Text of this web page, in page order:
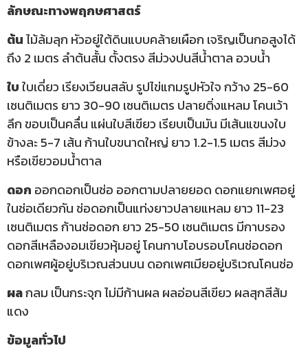
ลักษณะทางพฤกษศาสตร์
ต้นไม้ล้มลุก หัวอยู่ใต้ดินแบบคล้ายเผือก เจริญเป็นกอสูงได้
ถึง 2 เมตร ลำต้นสั้น ตั้งตรง สีม่วงปนสีน้ำตาล อวบน้ำ
ใบใบเดี่ยว เรียงเวียนสลับ รูปไข่แกมรูปหัวใจ กว้าง 25-60
เซนติเมตร ยาว 30-90 เซนติเมตร ปลายติ่งแหลม โคนเว้า
ลึก ขอบเป็นคลื่น แผ่นใบสีเขียว เรียบเป็นมัน มีเส้นแขนงใบ
ข้างละ 5-7 เส้น ก้านใบขนาดใหญ่ ยาว 1.2-1.5 เมตร สีม่วง
หรือเขียวอมน้ำตาล
ดอก ออกดอกเป็นช่อ ออกตามปลายยอด ดอกแยกเพศอยู่
ในช่อเดียวกัน ช่อดอกเป็นแท่งยาวปลายแหลม ยาว 11-23
เซนติเมตร ก้านช่อดอก ยาว 25-50 เซนติเมตร มีกาบรอง
ดอกสีเหลืองอมเขียวหุ้มอยู่ โคนกาบโอบรอบโคนช่อดอก
ดอกเพศผู้อยู่บริเวณส่วนบน ดอกเพศเมียอยู่บริเวณโคนช่อ
ผลกลม เป็นกระจุก ไม่มีก้านผล ผลอ่อนสีเขียว ผลสุกสีส้ม
แดง
ข้อมูลทั่วไป